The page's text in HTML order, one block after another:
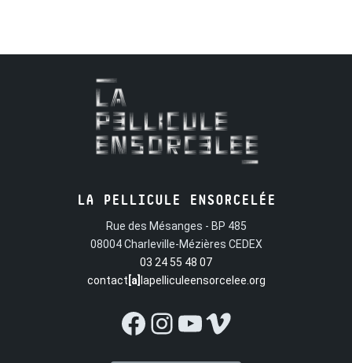
LA PELLICULE ENSORCELÉE
Rue des Mésanges - BP 485
08004 Charleville-Mézières CEDEX
03 24 55 48 07
contact [a] lapelliculeensorcelee.org
Facebook
Instagram
YouTube
Vimeo